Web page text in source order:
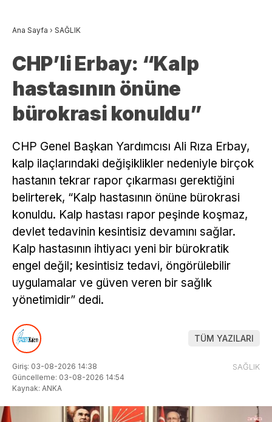
Ana Sayfa › SAĞLIK
CHP’li Erbay: “Kalp
hastasının önüne
bürokrasi konuldu”
CHP Genel Başkan Yardımcısı Ali Rıza Erbay,
kalp ilaçlarındaki değişiklikler nedeniyle birçok
hastanın tekrar rapor çıkarması gerektiğini
belirterek, “Kalp hastasının önüne bürokrasi
konuldu. Kalp hastası rapor peşinde koşmaz,
devlet tedavinin kesintisiz devamını sağlar.
Kalp hastasının ihtiyacı yeni bir bürokratik
engel değil; kesintisiz tedavi, öngörülebilir
uygulamalar ve güven veren bir sağlık
yönetimidir” dedi.
TÜM YAZILARI
Giriş: 03-08-2026 14:38
Güncelleme: 03-08-2026 14:54
Kaynak: ANKA
SAĞLIK